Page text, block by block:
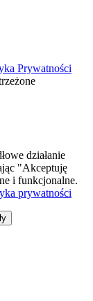
Prywatności
działanie
"Akceptuję
i funkcjonalne.
prywatności